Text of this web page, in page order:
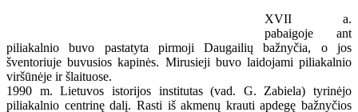
XVII a.
pabaigoje ant
piliakalnio buvo pastatyta pirmoji Daugailių bažnyčia, o jos
šventoriuje buvusios kapinės. Mirusieji buvo laidojami piliakalnio
viršūnėje ir šlaituose.
1990 m. Lietuvos istorijos institutas (vad. G. Zabiela) tyrinėjo
piliakalnio centrinę dalį. Rasti iš akmenų krautiapdegę bažnyčios